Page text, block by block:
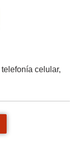
celular,